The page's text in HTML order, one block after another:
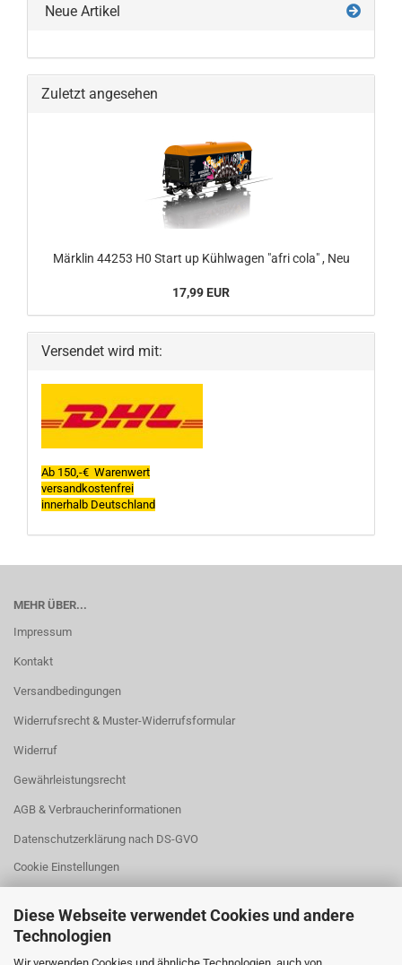
Diese Webseite verwendet Cookies und andere
Technologien
Neue Artikel
Zuletzt angesehen
Märklin 44253 H0 Start up Kühlwagen "afri cola" , Neu
17,99 EUR
Versendet wird mit:
Ab 150,-€ Warenwert
versandkostenfrei
innerhalb Deutschland
MEHR ÜBER...
Impressum
Kontakt
Versandbedingungen
Widerrufsrecht & Muster-Widerrufsformular
Widerruf
Gewährleistungsrecht
AGB & Verbraucherinformationen
Datenschutzerklärung nach DS-GVO
Cookie Einstellungen